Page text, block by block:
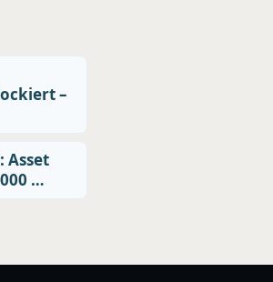
–
Asset
…